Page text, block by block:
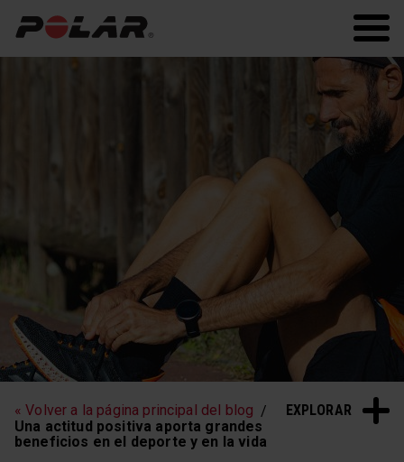
Polar Flow
EXPLORAR
Entrenamiento de
frecuencia cardíaca
Sueño y recuperación
« Volver a la página principal del blog
Una actitud positiva aporta grandes
beneficios en el deporte y en la vida